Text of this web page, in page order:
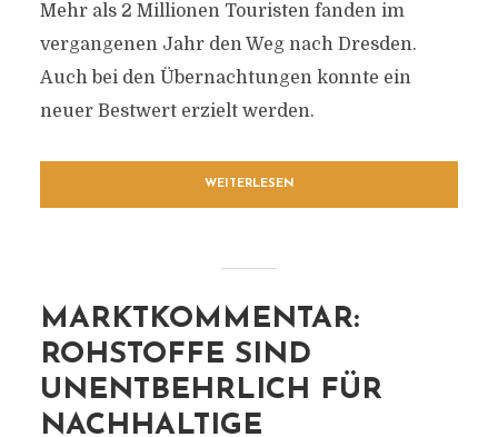
Mehr als 2 Millionen Touristen fanden im
vergangenen Jahr den Weg nach Dresden.
Auch bei den Übernachtungen konnte ein
neuer Bestwert erzielt werden.
WEITERLESEN
MARKTKOMMENTAR:
ROHSTOFFE SIND
UNENTBEHRLICH FÜR
NACHHALTIGE